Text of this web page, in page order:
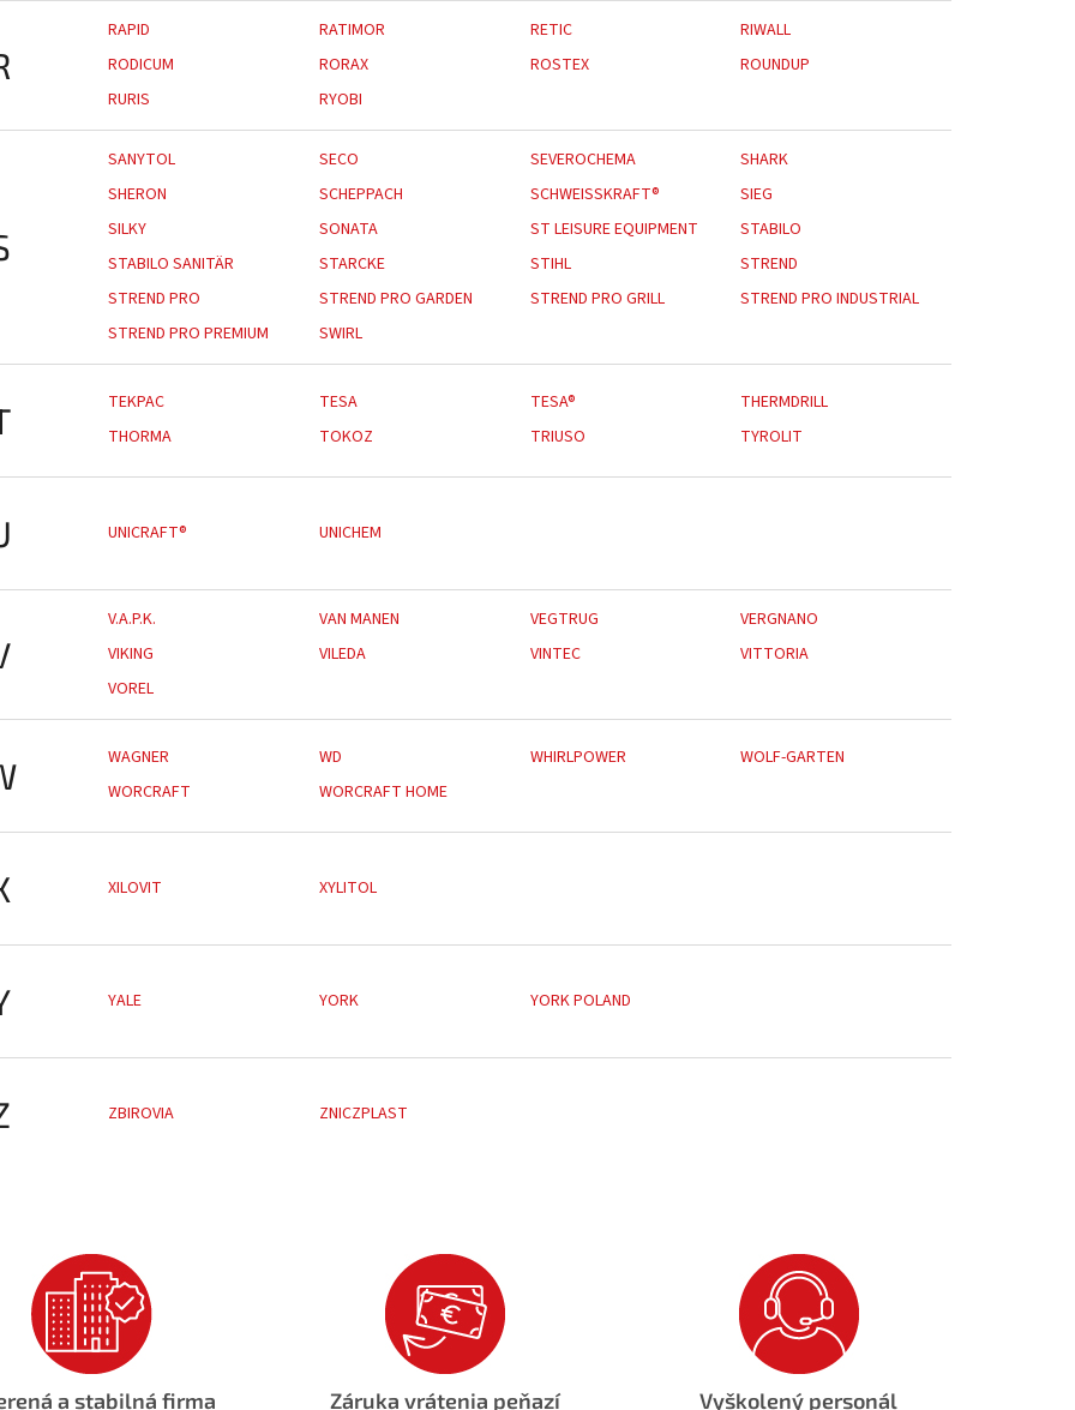
RAPID RATIMOR RETIC
RIWALL
RODICUM
RORAX ROSTEX
ROUNDUP
RURIS
RYOBI
SANYTOL SECO SEVEROCHEMA
SHARK
SHERON
SCHEPPACH SCHWEISSKRAFT®
SIEG
SILKY
SONATA ST LEISURE EQUIPMENT
STABILO
STABILO SANITÄR
STARCKE STIHL
STREND
STREND PRO
STREND PRO GARDEN STREND PRO GRILL
STREND PRO INDUSTRIAL
STREND PRO PREMIUM
SWIRL
TEKPAC TESA TESA®
THERMDRILL
THORMA
TOKOZ TRIUSO TYROLIT
UNICRAFT® UNICHEM
V.A.P.K. VAN MANEN VEGTRUG
VERGNANO
VIKING
VILEDA VINTEC
VITTORIA
VOREL
WAGNER WD WHIRLPOWER
WOLF-GARTEN
WORCRAFT
WORCRAFT HOME
XILOVIT XYLITOL
YALE YORK YORK POLAND
ZBIROVIA ZNICZPLAST
a stabilná firma Záruka vrátenia peňazí Vyškolený personál